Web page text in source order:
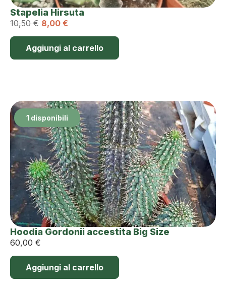
Stapelia Hirsuta
10,50€ 8,00 €
Aggiungi al carrello
1 disponibili
Hoodia Gordonii accestita Big Size
60,00 €
Aggiungi al carrello